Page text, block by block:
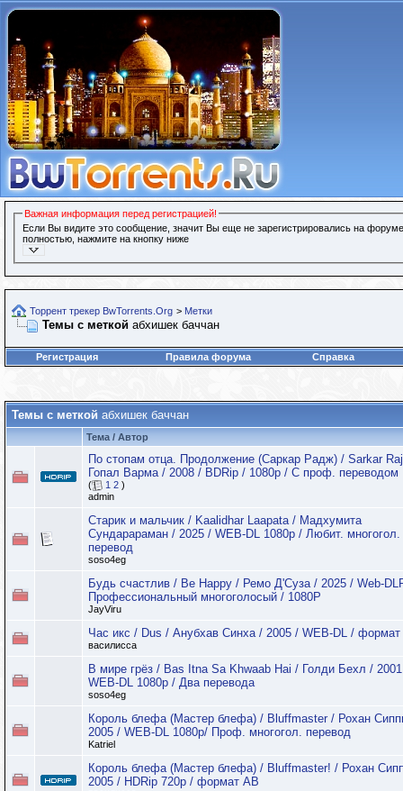
Важная информация перед регистрацией!
Если Вы видите это сообщение, значит Вы еще не зарегистрировались на
полностью, нажмите на кнопку ниже
Торрент трекер BwTorrents.Org > Метки
Темы с меткой абхишек баччан
Регистрация Правила форума Справка
Темы с меткой абхишек баччан
Тема / Автор
По стопам отца. Продолжение (Саркар Радж) / Sarkar
Гопал Варма / 2008 / BDRip / 1080p / С проф. переводом
( 1 2 )
admin
Старик и мальчик / Kaalidhar Laapata / Мадхумита
Сундарараман / 2025 / WEB-DL 1080p / Любит. многогол.
перевод
soso4eg
Будь счастлив / Be Happy / Ремо Д'Суза / 2025 / Web-
Профессиональный многоголосый / 1080P
JayViru
Час икс / Dus / Анубхав Синха / 2005 / WEB-DL /
василисса
В мире грёз / Bas Itna Sa Khwaab Hai / Голди Бехл /
WEB-DL 1080p / Два перевода
soso4eg
Король блефа (Мастер блефа) / Bluffmaster / Рохан
2005 / WEB-DL 1080p/ Проф. многогол. перевод
Katriel
Король блефа (Мастер блефа) / Bluffmaster! / Рохан
2005 / HDRip 720p / формат АВ